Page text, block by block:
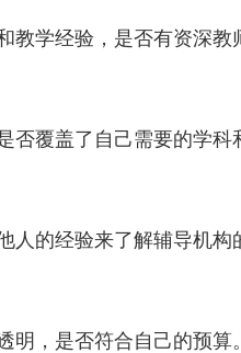
学经验，是否有资深教
覆盖了自己需要的学科
的经验来了解辅导机构
，是否符合自己的预算。